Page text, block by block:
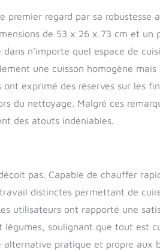
premier regard par sa robustesse
de 53 x 26 x 73 cm et un
n’importe quel espace de
une cuisson homogène mais
exprimé des réserves sur les
du nettoyage. Malgré ces
des atouts indéniables.
pas. Capable de chauffer
distinctes permettant de
utilisateurs ont rapporté une
légumes, soulignant que tout est
pratique et propre aux